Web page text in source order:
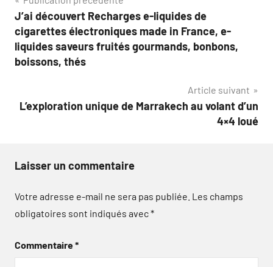
de
l’article
J’ai découvert Recharges e-liquides de
cigarettes électroniques made in France, e-
liquides saveurs fruités gourmands, bonbons,
boissons, thés
Article suivant
L’exploration unique de Marrakech au volant d’un
4×4 loué
Laisser un commentaire
Votre adresse e-mail ne sera pas publiée. Les champs
obligatoires sont indiqués avec*
Commentaire*